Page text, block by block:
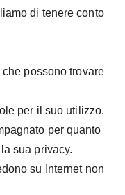
di tenere conto
possono trovare
per il suo utilizzo.
per quanto
sua privacy.
su Internet non